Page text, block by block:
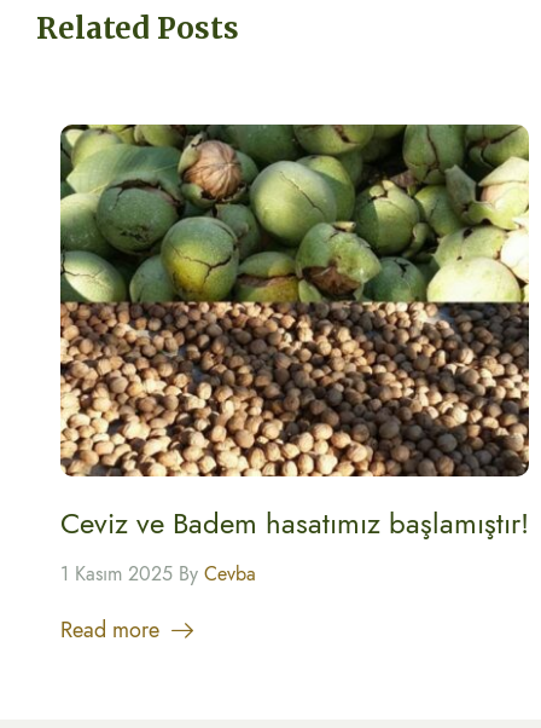
Related Posts
Ceviz ve Badem hasatımız başlamıştır!
1 Kasım 2025 By Cevba
Read more